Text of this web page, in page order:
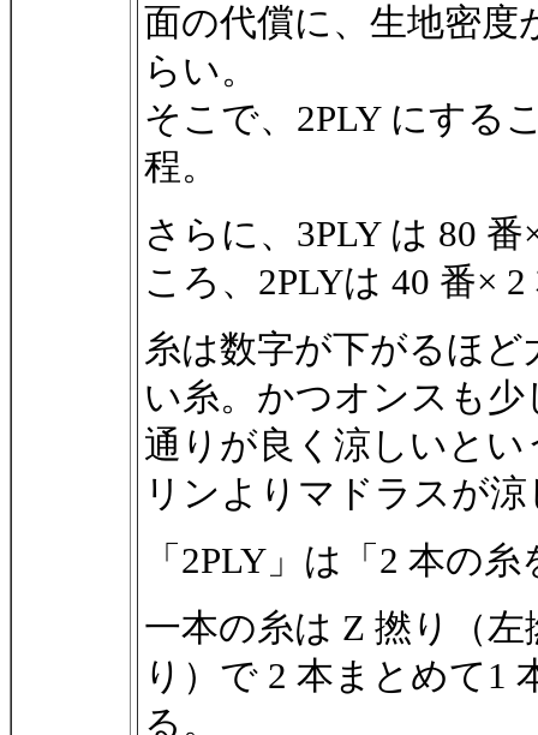
面の代償に、生地密
らい。
そこで、2PLY にする
程。
さらに、3PLY は 80
ころ、2PLYは 40 番×
糸は数字が下がるほど
い糸。かつオンスも
通りが良く涼しいと
リンよりマドラスが
「2PLY」は「2 本の
一本の糸は Z 撚り（
り）で 2 本まとめて1
る。